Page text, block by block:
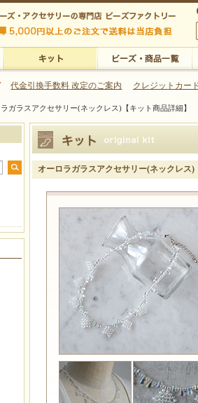
ーツ・金具など・アクセサリーの専門店
ーズ・アクセサリーの専門店 ビーズファクトリー
ーズファクトリー 5,000円以上のご注文で送料は
代金引換手数料 改定のご案内 クレジットカー
ガラスアクセサリー(ネックレス)【キット商品詳細】
オーロラガラスアクセサリー(ネックレス)